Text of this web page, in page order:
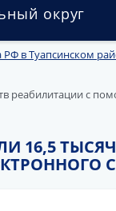
округ
в Туапсинском
реабилитации с
16,5